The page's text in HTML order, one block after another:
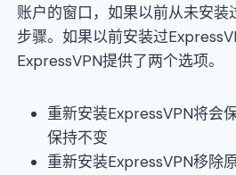
账户的窗口，如果以前从未安装
步骤。如果以前安装过
ExpressVPN提供了两个选项。
重新安装ExpressVPN将会
保持不变
重新安装ExpressVPN移除